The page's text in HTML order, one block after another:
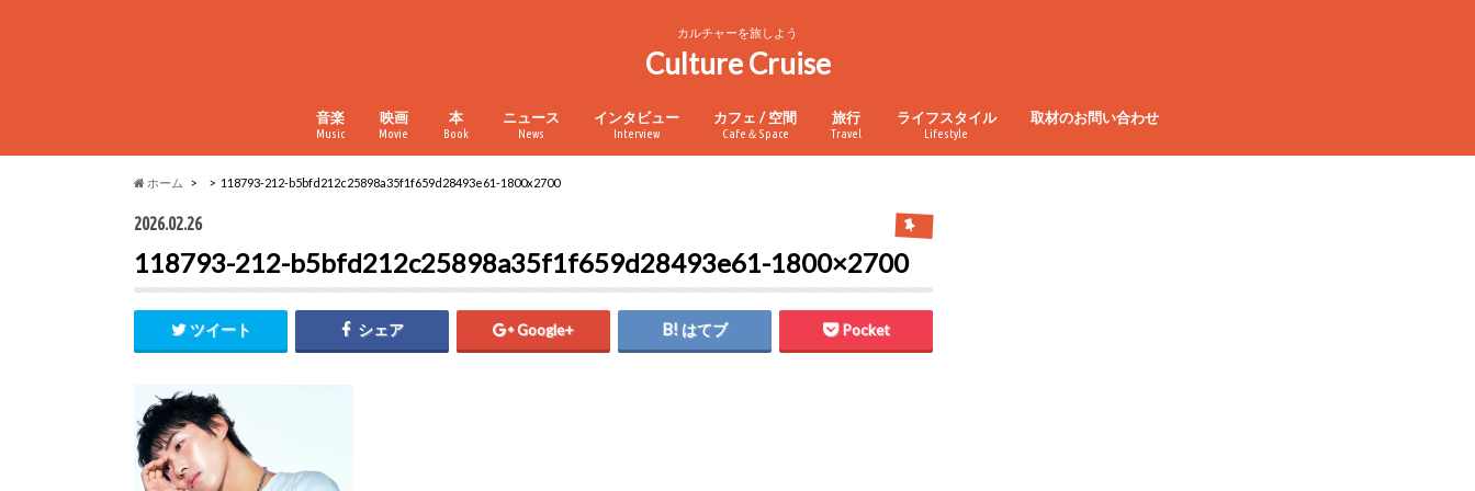
カルチャーを旅しよう
Culture Cruise
音楽
Music
映画
Movie
本
Book
ニュース
News
インタビュー
Interview
カフェ / 空間
Cafe＆Space
旅行
Travel
ライフスタイル
Lifestyle
取材のお問い合わせ
ホーム 118793-212-b5bfd212c25898a35f1f659d28493e61-1800x2700
2026.02.26
118793-212-b5bfd212c25898a35f1f659d28493e61-1800×2700
ツイート シェア Google+ はてブ Pocket